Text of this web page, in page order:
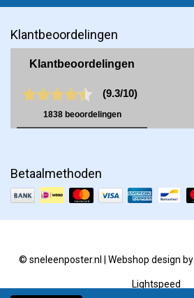
Klantbeoordelingen
Betaalmethoden
© sneleenposter.nl | Webshop design by
Lightspeed